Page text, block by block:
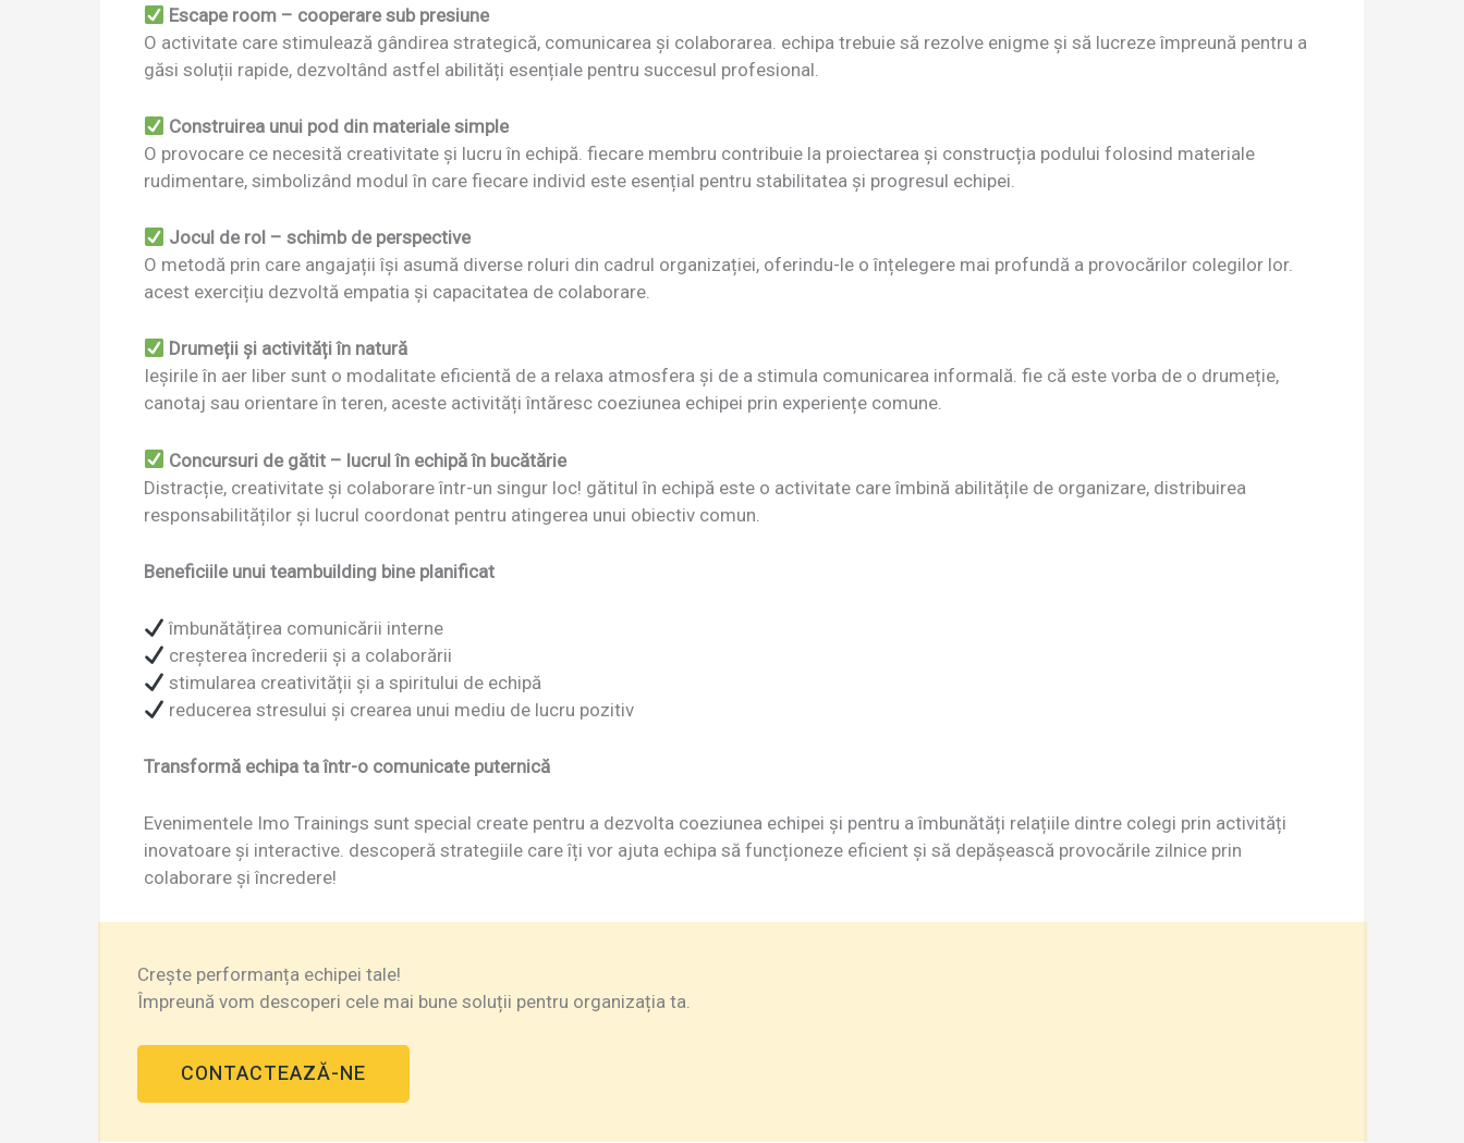
Escape room – cooperare sub presiune
O activitate care stimulează gândirea strategică, comunicarea și colaborarea. echipa trebuie să rezolve enigme și să lucreze împreună pentru a
găsi soluții rapide, dezvoltând astfel abilități esențiale pentru succesul profesional.
Construirea unui pod din materiale simple
O provocare ce necesită creativitate și lucru în echipă. fiecare membru contribuie la proiectarea și construcția podului folosind materiale
rudimentare, simbolizând modul în care fiecare individ este esențial pentru stabilitatea și progresul echipei.
Jocul de rol – schimb de perspective
O metodă prin care angajații își asumă diverse roluri din cadrul organizației, oferindu-le o înțelegere mai profundă a provocărilor colegilor lor.
acest exercițiu dezvoltă empatia și capacitatea de colaborare.
Drumeții și activități în natură
Ieșirile în aer liber sunt o modalitate eficientă de a relaxa atmosfera și de a stimula comunicarea informală. fie că este vorba de o drumeție,
canotaj sau orientare în teren, aceste activități întăresc coeziunea echipei prin experiențe comune.
Concursuri de gătit – lucrul în echipă în bucătărie
Distracție, creativitate și colaborare într-un singur loc! gătitul în echipă este o activitate care îmbină abilitățile de organizare, distribuirea
responsabilităților și lucrul coordonat pentru atingerea unui obiectiv comun.
Beneficiile unui teambuilding bine planificat
îmbunătățirea comunicării interne
creșterea încrederii și a colaborării
stimularea creativității și a spiritului de echipă
reducerea stresului și crearea unui mediu de lucru pozitiv
Transformă echipa ta într-o comunicate puternică
Evenimentele Imo Trainings sunt special create pentru a dezvolta coeziunea echipei și pentru a îmbunătăți relațiile dintre colegi prin activități
inovatoare și interactive. descoperă strategiile care îți vor ajuta echipa să funcționeze eficient și să depășească provocările zilnice prin
colaborare și încredere!
Crește performanța echipei tale!
Împreună vom descoperi cele mai bune soluții pentru organizația ta.
CONTACTEAZĂ-NE